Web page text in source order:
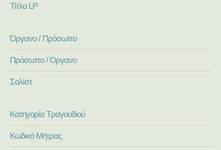
Τίτλο LP
Όργανο / Πρόσωπο
Πρόσωπο / Όργανο
Σολίστ
Κατηγορία Τραγουδιού
Κωδικό Μήτρας